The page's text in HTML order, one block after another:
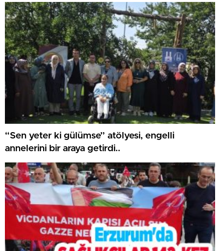
“Sen yeter ki gülümse” atölyesi, engelli
annelerini bir araya getirdi..